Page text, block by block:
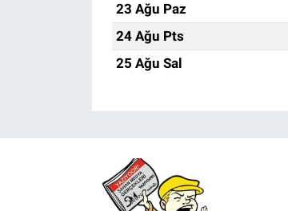
23 Ağu Paz
24 Ağu Pts
25 Ağu Sal